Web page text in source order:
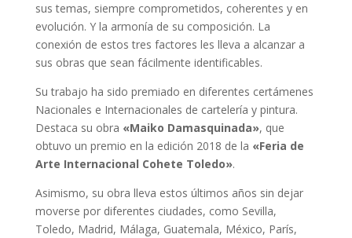
sus temas, siempre comprometidos, coherentes y en
evolución. Y la armonía de su composición. La
conexión de estos tres factores les lleva a alcanzar a
sus obras que sean fácilmente identificables.
Su trabajo ha sido premiado en diferentes certámenes
Nacionales e Internacionales de cartelería y pintura.
Destaca su obra «Maiko Damasquinada», que
obtuvo un premio en la edición 2018 de la «Feria de
Arte Internacional Cohete Toledo».
Asimismo, su obra lleva estos últimos años sin dejar
moverse por diferentes ciudades, como Sevilla,
Toledo, Madrid, Málaga, Guatemala, México, París,